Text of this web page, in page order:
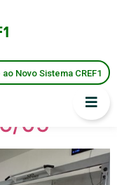
Novo Sistema CREF1
05